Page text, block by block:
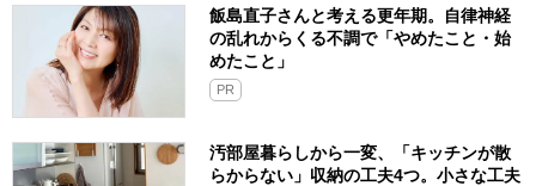
飯島直子さんと考える更年期。自律神経
の乱れからくる不調で「やめたこと・始
めたこと」
PR
汚部屋暮らしから一変、「キッチンが散
らからない」収納の工夫4つ。小さな工夫